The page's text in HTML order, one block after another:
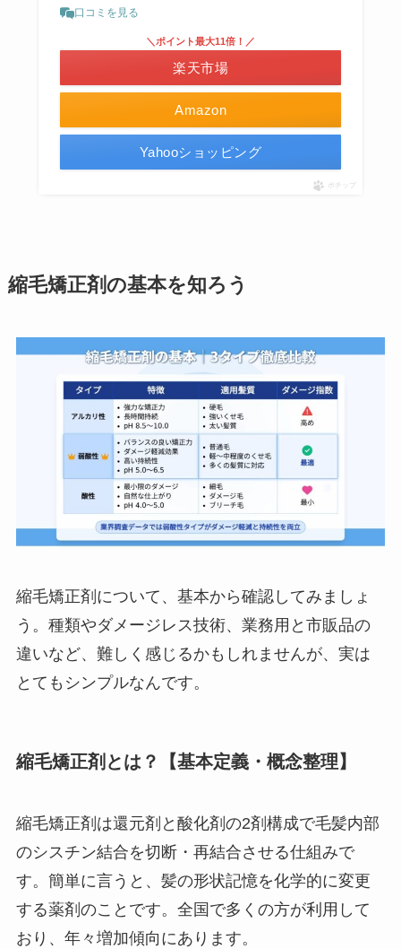
口コミを見る
Amazon
＼ポイント最大11倍！／
楽天市場
Yahooショッピング
ポチップ
縮毛矯正剤の基本を知ろう
縮毛矯正剤について、基本から確認してみましょ
う。種類やダメージレス技術、業務用と市販品の
違いなど、難しく感じるかもしれませんが、実は
とてもシンプルなんです。
縮毛矯正剤とは？【基本定義・概念整理】
縮毛矯正剤は還元剤と酸化剤の2剤構成で毛髪内部
のシスチン結合を切断・再結合させる仕組みで
す。簡単に言うと、髪の形状記憶を化学的に変更
する薬剤のことです。全国で多くの方が利用して
おり、年々増加傾向にあります。